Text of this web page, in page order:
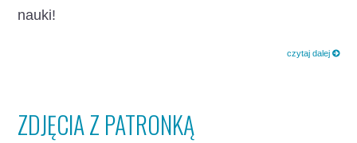
nauki!
czytaj dalej
ZDJĘCIA Z PATRONKĄ